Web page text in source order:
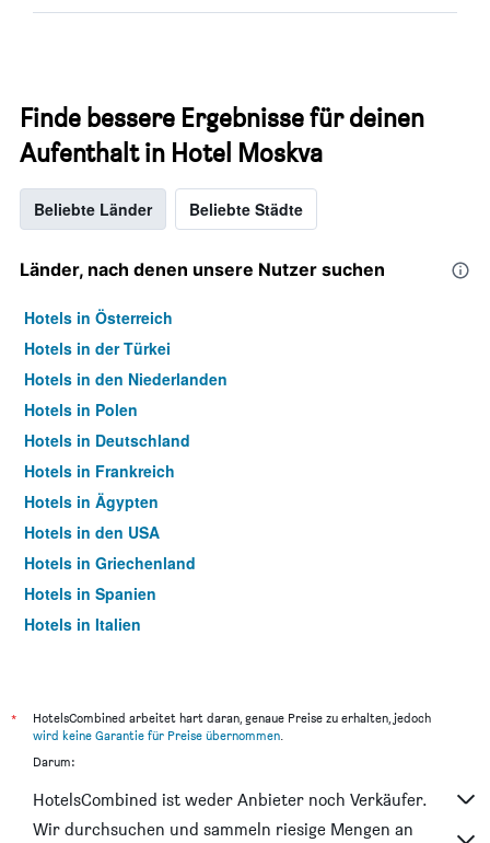
Finde bessere Ergebnisse für deinen
Aufenthalt in Hotel Moskva
Beliebte Länder Beliebte Städte
Länder, nach denen unsere Nutzer suchen
Hotels in Österreich
Hotels in der Türkei
Hotels in den Niederlanden
Hotels in Polen
Hotels in Deutschland
Hotels in Frankreich
Hotels in Ägypten
Hotels in den USA
Hotels in Griechenland
Hotels in Spanien
Hotels in Italien
*
HotelsCombined arbeitet hart daran, genaue Preise zu erhalten, jedoch
wird keine Garantie für Preise übernommen.
Darum:
HotelsCombined ist weder Anbieter noch Verkäufer.
Wir durchsuchen und sammeln riesige Mengen an